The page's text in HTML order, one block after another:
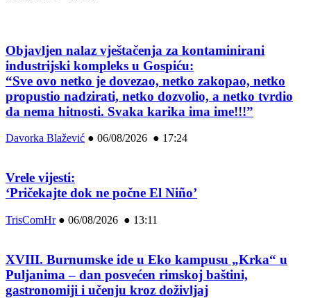
Objavljen nalaz vještačenja za kontaminirani
industrijski kompleks u Gospiću:
“Sve ovo netko je dovezao, netko zakopao, netko
propustio nadzirati, netko dozvolio, a netko tvrdio
da nema hitnosti. Svaka karika ima ime!!!”
Davorka Blažević ● 06/08/2026 ● 17:24
Vrele vijesti:
‘Pričekajte dok ne počne El Niño’
TrisComHr● 06/08/2026 ● 13:11
XVIII. Burnumske ide u Eko kampusu „Krka“ u
Puljanima – dan posvećen rimskoj baštini,
gastronomiji i učenju kroz doživljaj